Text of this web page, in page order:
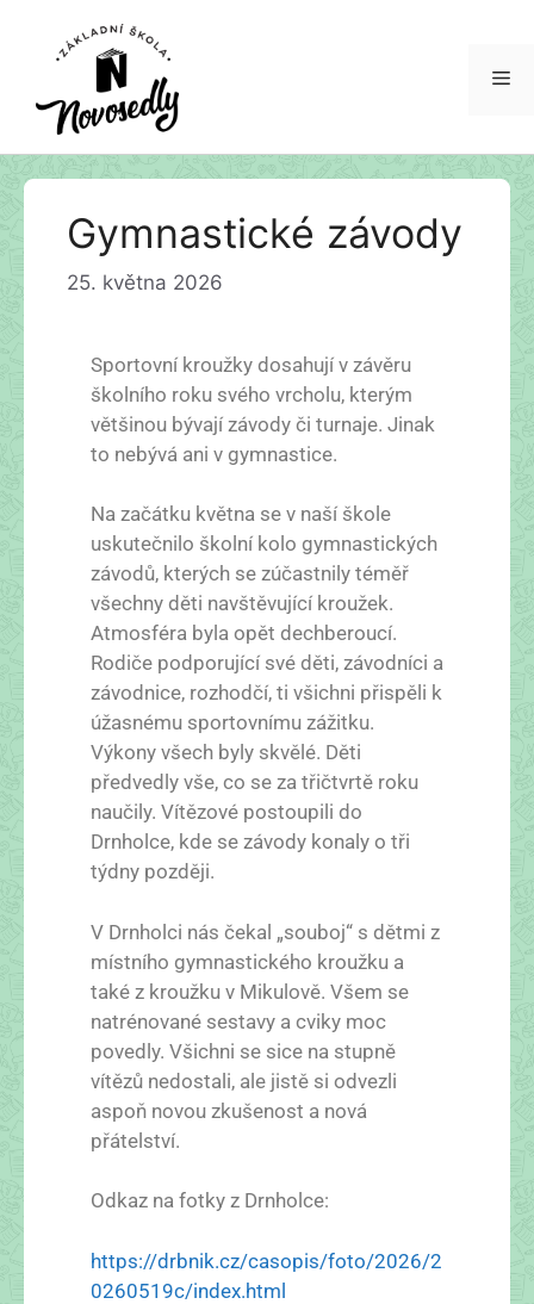
Gymnastické závody
25. května 2026
Sportovní kroužky dosahují v závěru
školního roku svého vrcholu, kterým
většinou bývají závody či turnaje. Jinak
to nebývá ani v gymnastice.
Na začátku května se v naší škole
uskutečnilo školní kolo gymnastických
závodů, kterých se zúčastnily téměř
všechny děti navštěvující kroužek.
Atmosféra byla opět dechberoucí.
Rodiče podporující své děti, závodníci a
závodnice, rozhodčí, ti všichni přispěli k
úžasnému sportovnímu zážitku.
Výkony všech byly skvělé. Děti
předvedly vše, co se za třičtvrtě roku
naučily. Vítězové postoupili do
Drnholce, kde se závody konaly o tři
týdny později.
V Drnholci nás čekal „souboj“ s dětmi z
místního gymnastického kroužku a
také z kroužku v Mikulově. Všem se
natrénované sestavy a cviky moc
povedly. Všichni se sice na stupně
vítězů nedostali, ale jistě si odvezli
aspoň novou zkušenost a nová
přátelství.
Odkaz na fotky z Drnholce:
https://drbnik.cz/casopis/foto/2026/2
0260519c/index.html